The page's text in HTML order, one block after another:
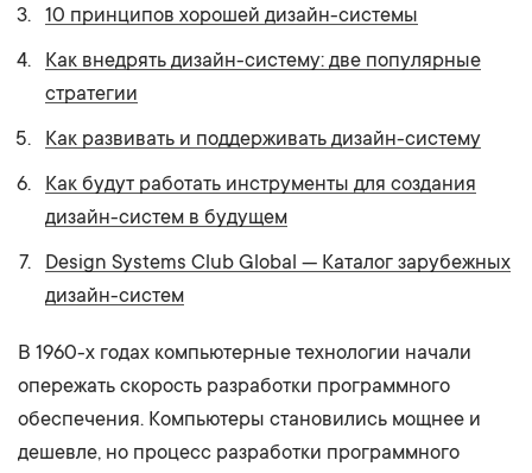
10 принципов хорошей дизайн-системы
Как внедрять дизайн-систему: две популярные
стратегии
Как развивать и поддерживать дизайн-систему
Как будут работать инструменты для создания
дизайн-систем в будущем
Design Systems Club Global — Каталог зарубежных
дизайн-систем
В 1960-х годах компьютерные технологии начали
опережать скорость разработки программного
обеспечения. Компьютеры становились мощнее и
дешевле, но процесс разработки программного